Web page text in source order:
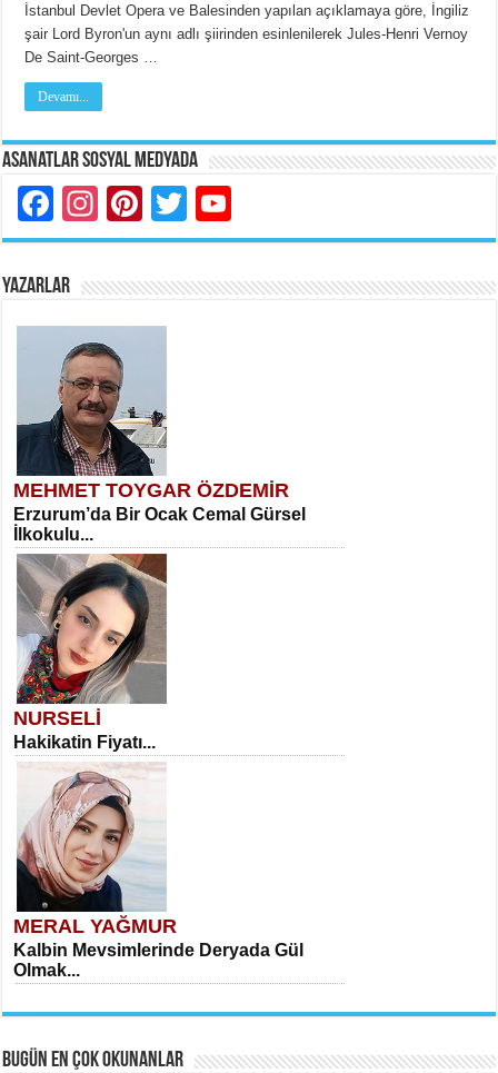
İstanbul Devlet Opera ve Balesinden yapılan açıklamaya göre, İngiliz
şair Lord Byron'un aynı adlı şiirinden esinlenilerek Jules-Henri Vernoy
De Saint-Georges …
Devamı...
Asanatlar Sosyal Medyada
Facebook
Instagram
Pinterest
Twitter
YAZARLAR
MEHMET TOYGAR ÖZDEMİR
Erzurum’da Bir Ocak Cemal Gürsel
İlkokulu...
NURSELİ
Hakikatin Fiyatı...
MERAL YAĞMUR
Kalbin Mevsimlerinde Deryada Gül
Olmak...
BUGÜN EN ÇOK OKUNANLAR